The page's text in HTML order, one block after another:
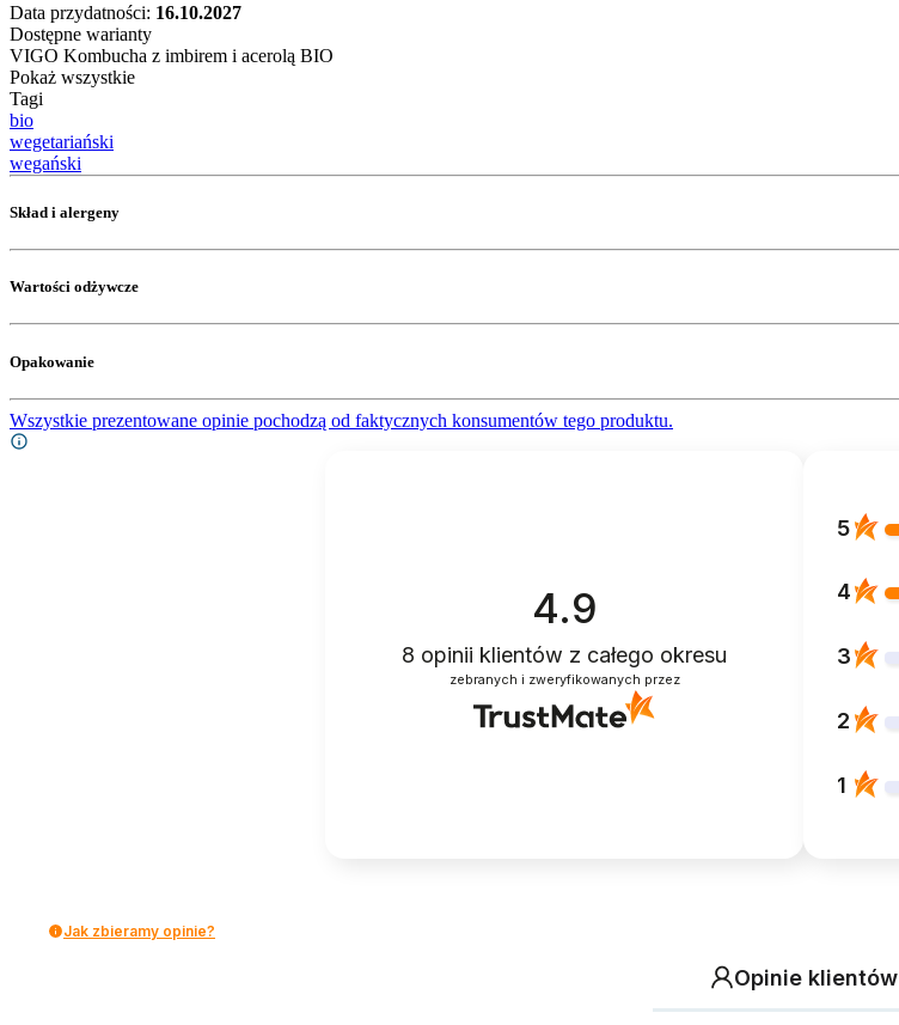
Data przydatności: 16.10.2027
Dostępne warianty
VIGO Kombucha z imbirem i acerolą BIO
Pokaż wszystkie
Tagi
bio
wegetariański
wegański
Skład i alergeny
Wartości odżywcze
Opakowanie
Wszystkie prezentowane opinie pochodzą od faktycznych konsumentów tego produktu.
4.9
8 opinii klientów z całego okresu
zebranych i zweryfikowanych przez
5
4
3
2
1
Jak zbieramy opinie?
Opinie klientów